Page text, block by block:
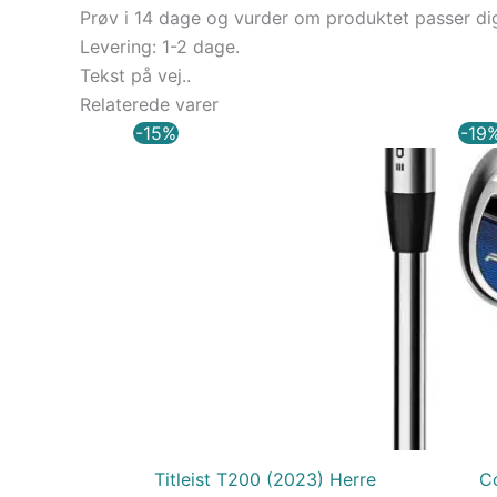
Prøv i 14 dage og vurder om produktet passer
Levering: 1-2 dage.
Tekst på vej..
Relaterede varer
-15%
Titleist T200 (2023) Herre
aktuelle
10.411,65 kr..
-